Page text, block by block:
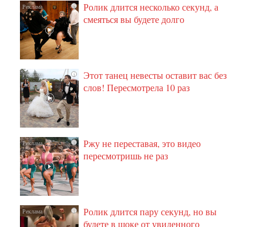
i
Ролик длится несколько секунд, а
смеяться вы будете долго
i
Этот танец невесты оставит вас без
слов! Пересмотрела 10 раз
i
Ржу не переставая, это видео
пересмотришь не раз
i
Ролик длится пару секунд, но вы
будете в шоке от увиденного